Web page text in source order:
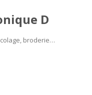
D
broderie…